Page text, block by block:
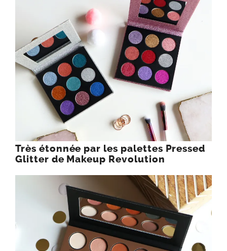
Très étonnée par les palettes Pressed
Glitter de Makeup Revolution